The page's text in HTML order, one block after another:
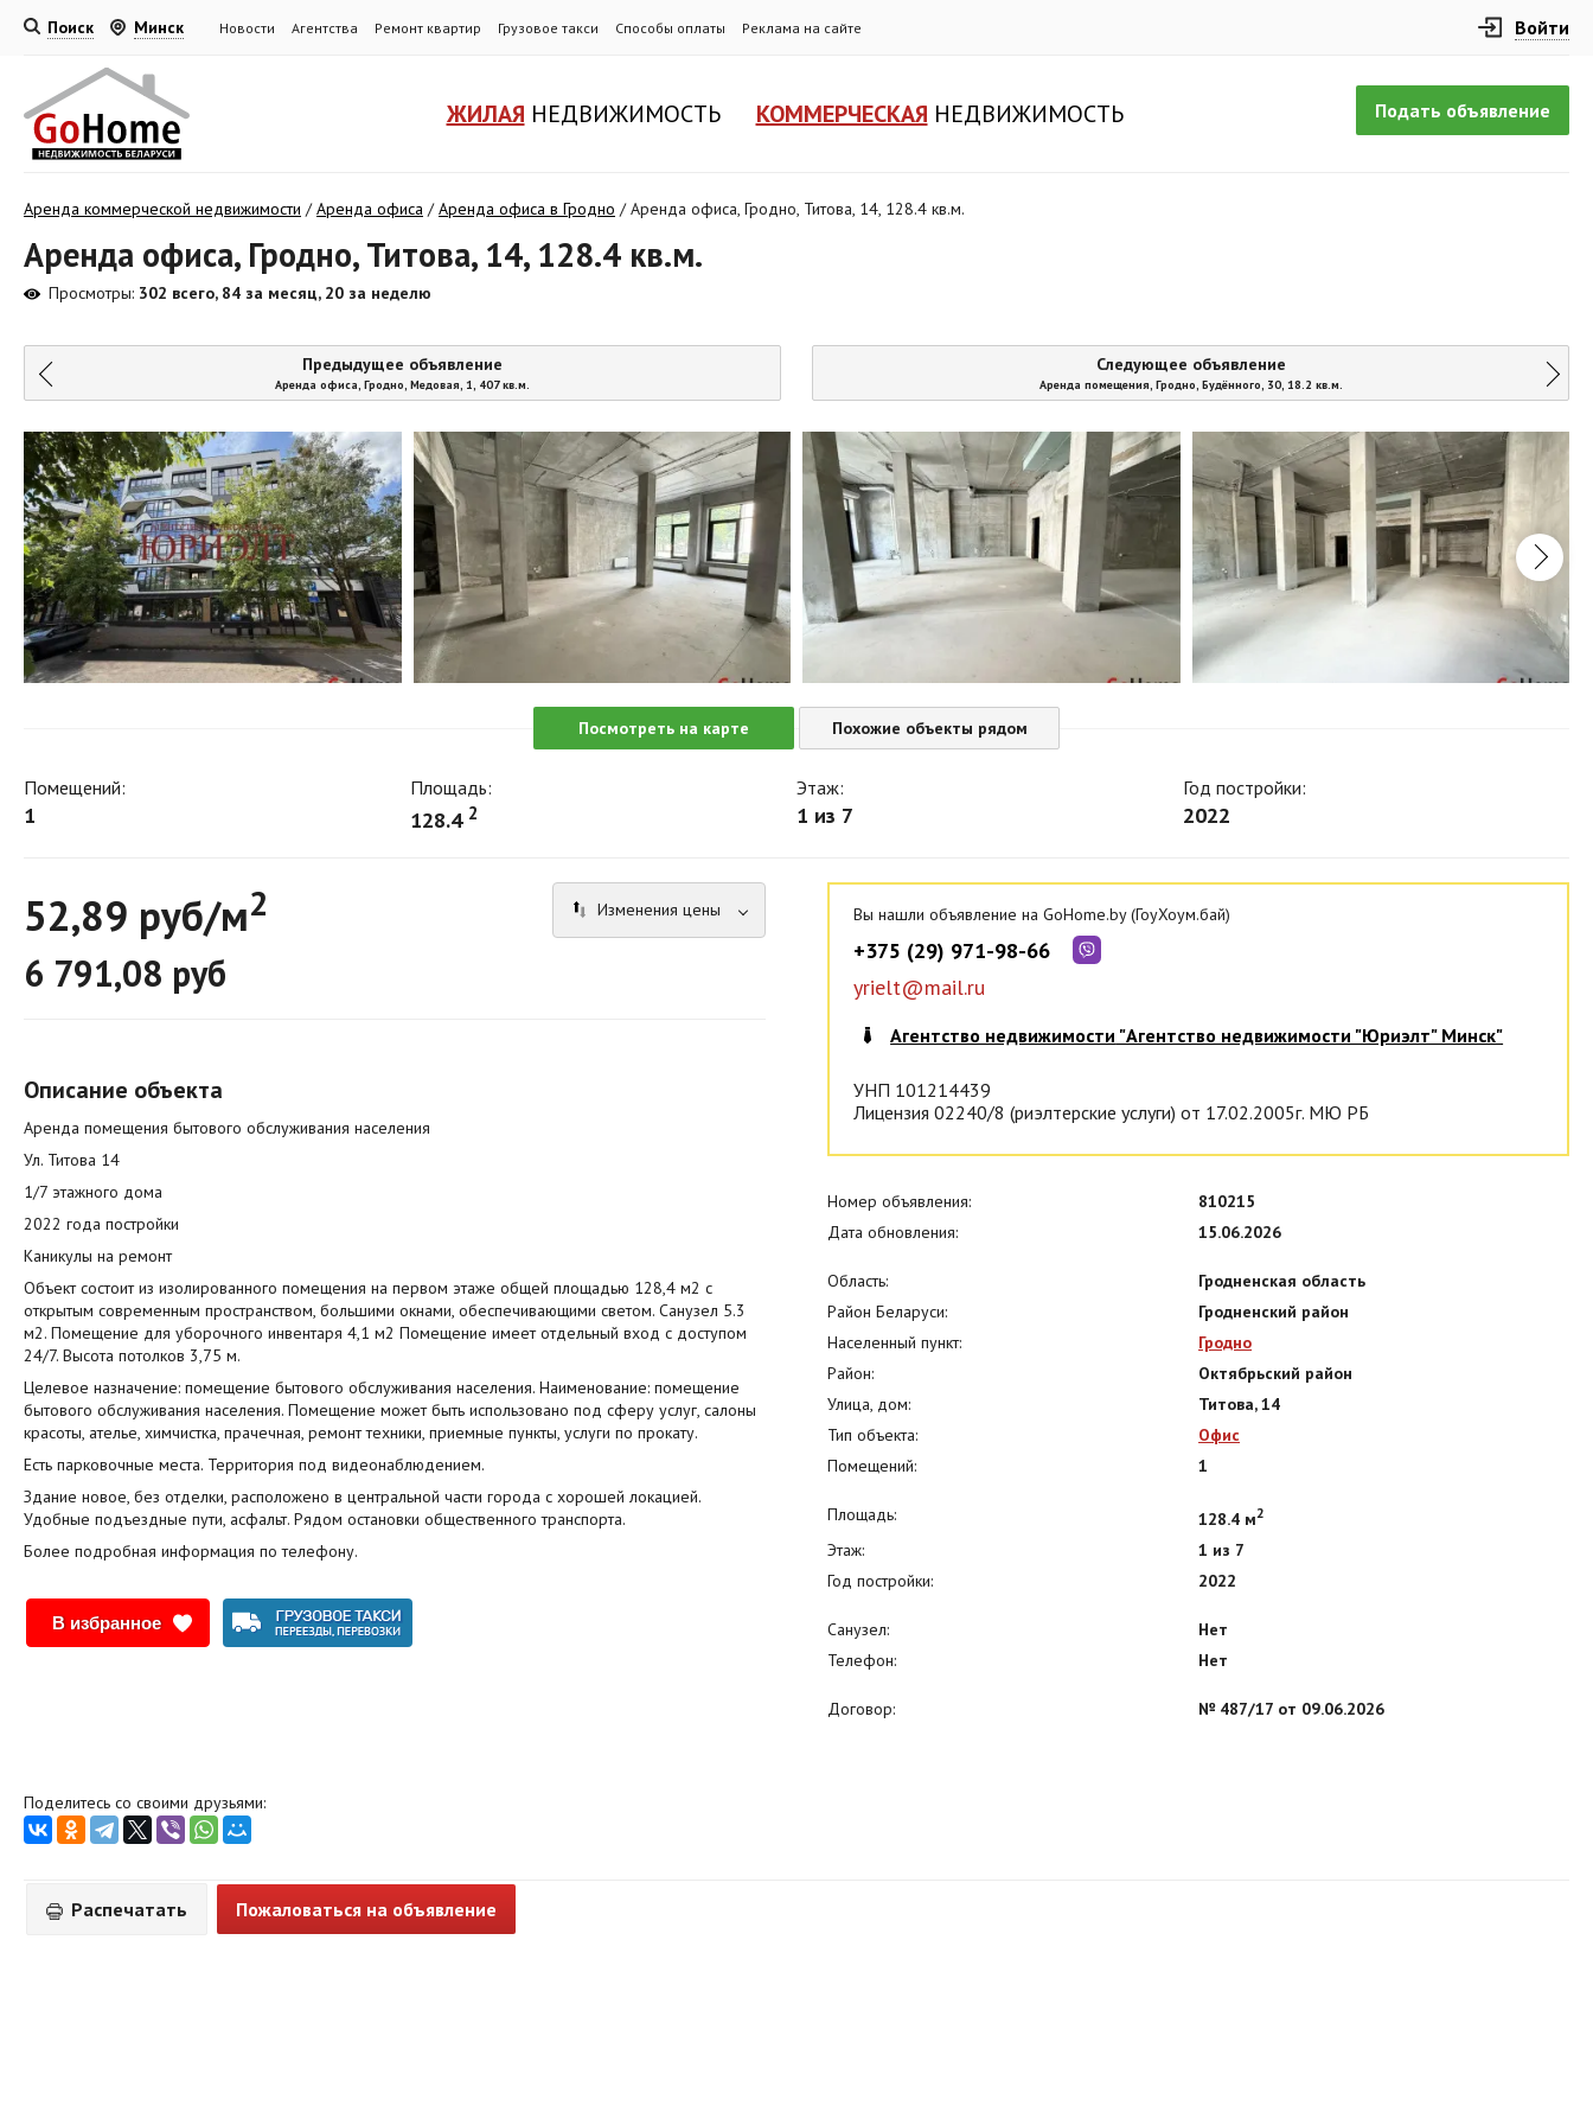
Поиск Минск Новости Агентства Ремонт квартир Грузовое такси Способы оплаты Реклама на сайте Войти
Подать объявление
ЖИЛАЯ НЕДВИЖИМОСТЬ КОММЕРЧЕСКАЯ НЕДВИЖИМОСТЬ
Аренда коммерческой недвижимости /Аренда офиса /Аренда офиса в Гродно /Аренда офиса, Гродно, Титова, 14, 128.4 кв.м.
Аренда офиса, Гродно, Титова, 14, 128.4 кв.м.
Просмотры: 302 всего, 84 за месяц, 20 за неделю
Предыдущее объявление
Аренда офиса, Гродно, Медовая, 1, 407 кв.м.
Следующее объявление
Аренда помещения, Гродно, Будённого, 30, 18.2 кв.м.
Посмотреть на карте Похожие объекты рядом
Помещений:
1
Площадь:
128.4 2
Этаж:
1 из 7
Год постройки:
2022
52,89 руб/м2
6 791,08 руб
Изменения цены
Описание объекта
Аренда помещения бытового обслуживания населения
Ул. Титова 14
1/7 этажного дома
2022 года постройки
Каникулы на ремонт
Объект состоит из изолированного помещения на первом этаже общей площадью 128,4 м2 с
открытым современным пространством, большими окнами, обеспечивающими светом. Санузел 5.3
м2. Помещение для уборочного инвентаря 4,1 м2 Помещение имеет отдельный вход с доступом
24/7. Высота потолков 3,75 м.
Целевое назначение: помещение бытового обслуживания населения. Наименование: помещение
бытового обслуживания населения. Помещение может быть использовано под сферу услуг, салоны
красоты, ателье, химчистка, прачечная, ремонт техники, приемные пункты, услуги по прокату.
Есть парковочные места. Территория под видеонаблюдением.
Здание новое, без отделки, расположено в центральной части города с хорошей локацией.
Удобные подъездные пути, асфальт. Рядом остановки общественного транспорта.
Более подробная информация по телефону.
В избранное
Вы нашли объявление на GoHome.by (ГоуХоум.бай)
+375 (29) 971-98-66
yrielt@mail.ru
Агентство недвижимости "Агентство недвижимости "Юриэлт" Минск"
УНП 101214439
Лицензия 02240/8 (риэлтерские услуги) от 17.02.2005г. МЮ РБ
Номер объявления:
810215
Дата обновления:
15.06.2026
Область:
Гродненская область
Район Беларуси:
Гродненский район
Населенный пункт:
Гродно
Район:
Октябрьский район
Улица, дом:
Титова, 14
Тип объекта:
Офис
Помещений:
1
Площадь: 128.4 м2
Этаж:
1 из 7
Год постройки:
2022
Санузел:
Нет
Телефон:
Нет
Договор: № 487/17 от 09.06.2026
Поделитесь со своими друзьями:
Распечатать Пожаловаться на объявление